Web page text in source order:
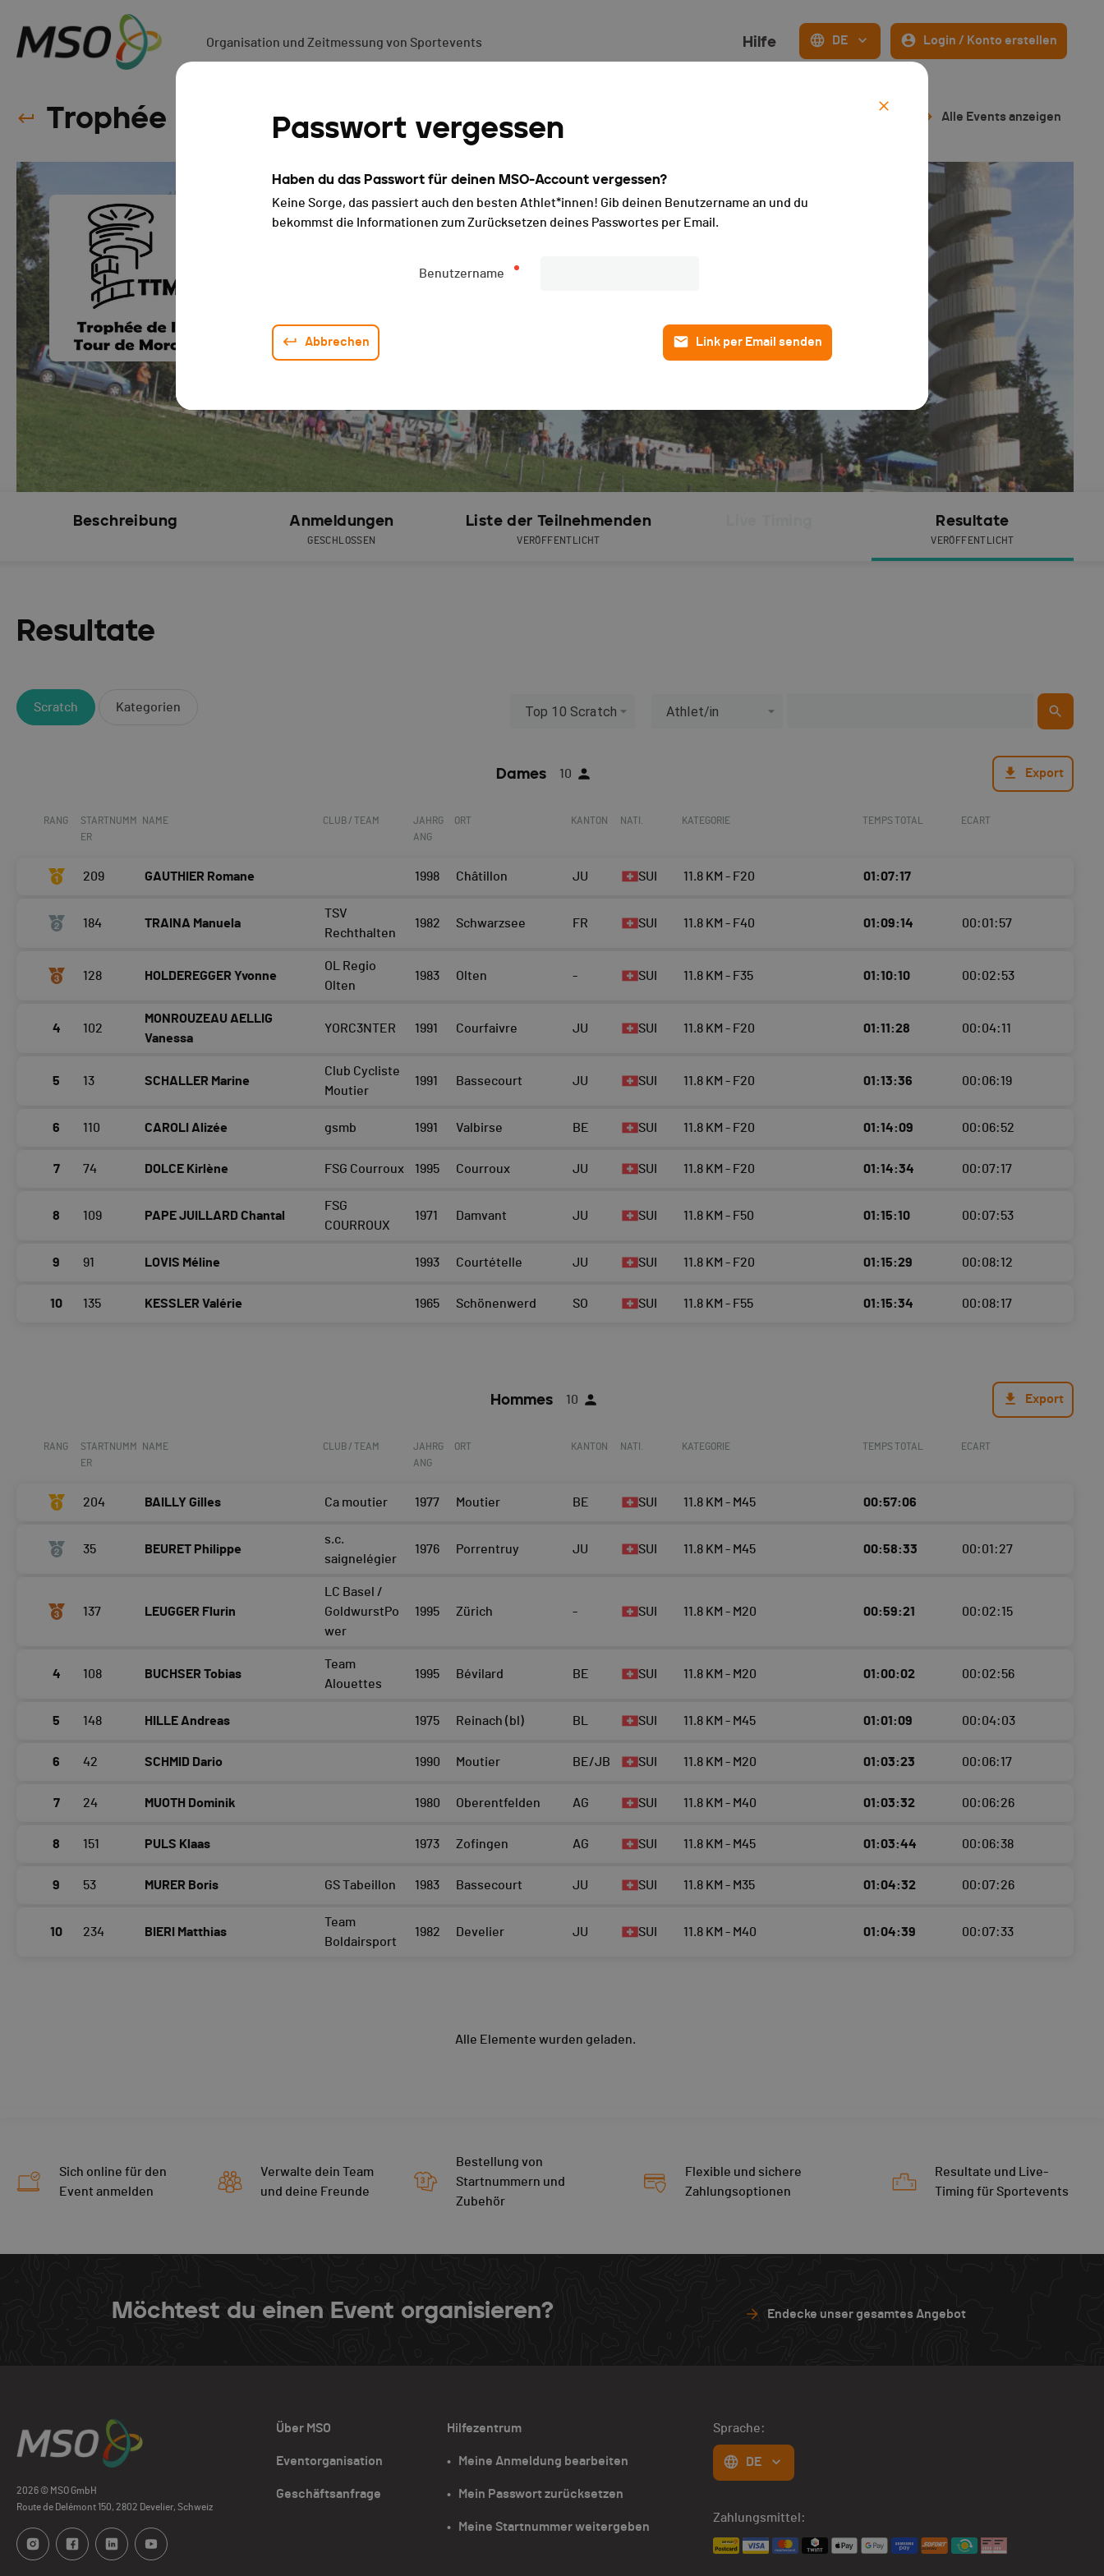
Passwort vergessen
Haben du das Passwort für deinen MSO-Account vergessen?
Keine Sorge, das passiert auch den besten Athlet*innen! Gib deinen Benutzername an und du
bekommst die Informationen zum Zurücksetzen deines Passwortes per Email.
Benutzername
Abbrechen Link per Email senden
Organisation und Zeitmessung von Sportevents Hilfe DE Login / Konto erstellen
Trophée de la Tour de Moron & Corrida des écoliers - 2022 Alle Events anzeigen
Beschreibung Anmeldungen
GESCHLOSSEN
Liste der Teilnehmenden
VERÖFFENTLICHT
Resultate
VERÖFFENTLICHT
Resultate
Scratch Kategorien Top 10 Scratch Athlet/in
Dames 10 Export
RANG
STARTNUMM
ER
NAME CLUB / TEAM
JAHRG
ANG
ORT KANTON NATI. KATEGORIE TEMPS TOTAL ECART
209 GAUTHIER Romane 1998 Châtillon JU SUI 11.8 KM - F20 01:07:17
184 TRAINA Manuela
TSV
Rechthalten
1982 Schwarzsee FR SUI 11.8 KM - F40 01:09:14 00:01:57
128 HOLDEREGGER Yvonne
OL Regio
Olten
1983 Olten - SUI 11.8 KM - F35 01:10:10 00:02:53
4 102
MONROUZEAU AELLIG
Vanessa
YORC3NTER 1991 Courfaivre JU SUI 11.8 KM - F20 01:11:28 00:04:11
5 13 SCHALLER Marine
Club Cycliste
Moutier
1991 Bassecourt JU SUI 11.8 KM - F20 01:13:36 00:06:19
6 110 CAROLI Alizée gsmb 1991 Valbirse BE SUI 11.8 KM - F20 01:14:09 00:06:52
7 74 DOLCE Kirlène FSG Courroux 1995 Courroux JU SUI 11.8 KM - F20 01:14:34 00:07:17
8 109 PAPE JUILLARD Chantal
FSG
COURROUX
1971 Damvant JU SUI 11.8 KM - F50 01:15:10 00:07:53
9 91 LOVIS Méline 1993 Courtételle JU SUI 11.8 KM - F20 01:15:29 00:08:12
10 135 KESSLER Valérie 1965 Schönenwerd SO SUI 11.8 KM - F55 01:15:34 00:08:17
Hommes 10 Export
RANG
STARTNUMM
ER
NAME CLUB / TEAM
JAHRG
ANG
ORT KANTON NATI. KATEGORIE TEMPS TOTAL ECART
204 BAILLY Gilles Ca moutier 1977 Moutier BE SUI 11.8 KM - M45 00:57:06
35 BEURET Philippe
s.c.
saignelégier
1976 Porrentruy JU SUI 11.8 KM - M45 00:58:33 00:01:27
137 LEUGGER Flurin
LC Basel /
GoldwurstPo
wer
1995 Zürich - SUI 11.8 KM - M20 00:59:21 00:02:15
4 108 BUCHSER Tobias
Team
Alouettes
1995 Bévilard BE SUI 11.8 KM - M20 01:00:02 00:02:56
5 148 HILLE Andreas 1975 Reinach (bl) BL SUI 11.8 KM - M45 01:01:09 00:04:03
6 42 SCHMID Dario 1990 Moutier BE/JB SUI 11.8 KM - M20 01:03:23 00:06:17
7 24 MUOTH Dominik 1980 Oberentfelden AG SUI 11.8 KM - M40 01:03:32 00:06:26
8 151 PULS Klaas 1973 Zofingen AG SUI 11.8 KM - M45 01:03:44 00:06:38
9 53 MURER Boris GS Tabeillon 1983 Bassecourt JU SUI 11.8 KM - M35 01:04:32 00:07:26
10 234 BIERI Matthias
Team
Boldairsport
1982 Develier JU SUI 11.8 KM - M40 01:04:39 00:07:33
Alle Elemente wurden geladen.
Sich online für den
Event anmelden
Verwalte dein Team
und deine Freunde
Bestellung von
Startnummern und
Zubehör
Flexible und sichere
Zahlungsoptionen
Resultate und Live-
Timing für Sportevents
Möchtest du einen Event organisieren? Endecke unser gesamtes Angebot
2026 © MSO GmbH
Route de Delémont 150, 2802 Develier, Schweiz
Über MSO
Eventorganisation
Geschäftsanfrage
Hilfezentrum
•   Meine Anmeldung bearbeiten
•   Mein Passwort zurücksetzen
•   Meine Startnummer weitergeben
Sprache:
DE
Zahlungsmittel: